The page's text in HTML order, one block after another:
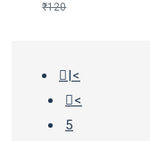
₹120
|<
<
5